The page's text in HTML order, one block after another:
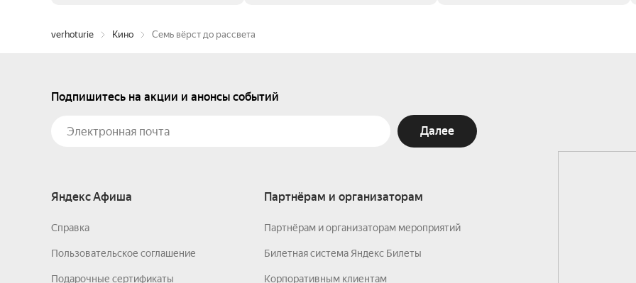
verhoturie Кино Семь вёрст до рассвета
Подпишитесь на акции и анонсы событий
Далее
Яндекс Афиша
Справка
Пользовательское соглашение
Подарочные сертификаты
Партнёрам и организаторам
Партнёрам и организаторам мероприятий
Билетная система Яндекс Билеты
Корпоративным клиентам